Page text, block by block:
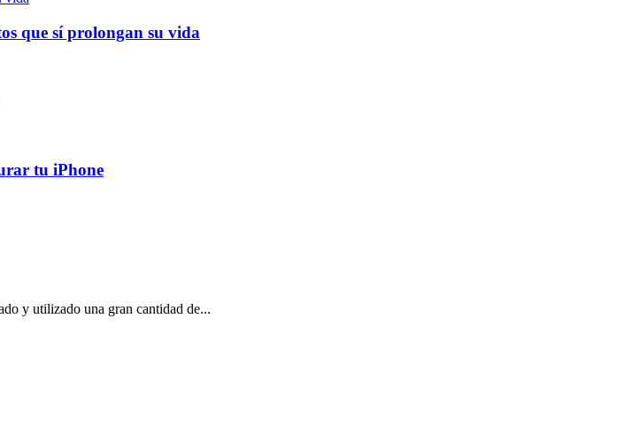
que sí prolongan su vida
tu iPhone
y utilizado una gran cantidad de...